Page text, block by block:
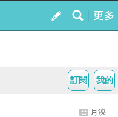
我的
訂閱
月泱